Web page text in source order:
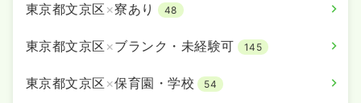
東京都文京区 ×寮あり 48
東京都文京区 ×ブランク・未経験可 145
東京都文京区 ×保育園・学校 54